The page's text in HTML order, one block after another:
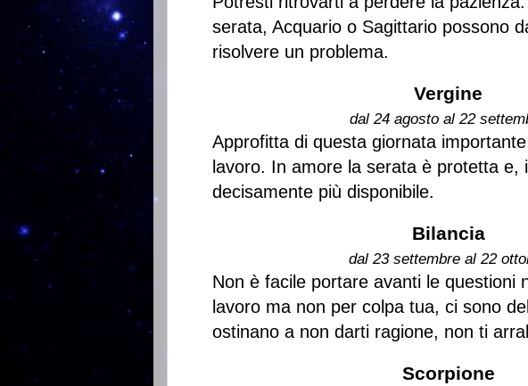
serata, Acquario o Sagittario possono
risolvere un problema.
Vergine
dal 24 agosto al 22
Approfitta di questa giornata
lavoro. In amore la serata è protetta e,
decisamente più disponibile.
Bilancia
dal 23 settembre al 22
Non è facile portare avanti le questioni
lavoro ma non per colpa tua, ci sono
ostinano a non darti ragione, non ti
Scorpione